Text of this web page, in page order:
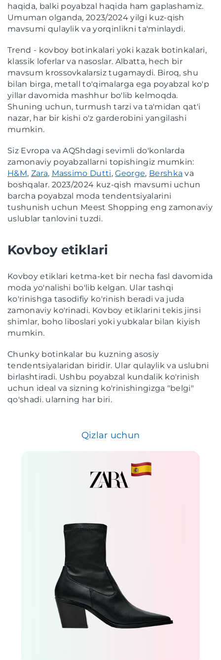
haqida, balki poyabzal haqida ham gaplashamiz.
Umuman olganda, 2023/2024 yilgi kuz-qish
mavsumi qulaylik va yorqinlikni ta'minlaydi.
Trend - kovboy botinkalari yoki kazak botinkalari,
klassik loferlar va nasoslar. Albatta, hech bir
mavsum krossovkalarsiz tugamaydi. Biroq, shu
bilan birga, metall to'qimalarga ega poyabzal ko'p
yillar davomida mashhur bo'lib kelmoqda.
Shuning uchun, turmush tarzi va ta'midan qat'i
nazar, har bir kishi o'z garderobini yangilashi
mumkin.
Siz Evropa va AQShdagi sevimli do'konlarda
zamonaviy poyabzallarni topishingiz mumkin:
H&M, Zara, Massimo Dutti,George, Bershka va
boshqalar. 2023/2024 kuz-qish mavsumi uchun
barcha poyabzal moda tendentsiyalarini
tushunish uchun Meest Shopping eng zamonaviy
uslublar tanlovini tuzdi.
Kovboy etiklari
Kovboy etiklari ketma-ket bir necha fasl davomida
moda yo'nalishi bo'lib kelgan. Ular tashqi
ko'rinishga tasodifiy ko'rinish beradi va juda
zamonaviy ko'rinadi. Kovboy etiklarini tekis jinsi
shimlar, boho liboslari yoki yubkalar bilan kiyish
mumkin.
Chunky botinkalar bu kuzning asosiy
tendentsiyalaridan biridir. Ular qulaylik va uslubni
birlashtiradi. Ushbu poyabzal kundalik ko'rinish
uchun ideal va sizning ko'rinishingizga "belgi"
qo'shadi. ularning har biri.
Qizlar uchun